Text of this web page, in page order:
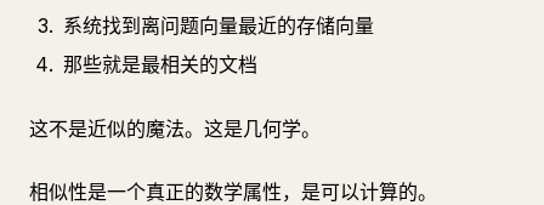
系统找到离问题向量最近的存储向量
那些就是最相关的文档
这不是近似的魔法。这是几何学。
相似性是一个真正的数学属性，是可以计算的。